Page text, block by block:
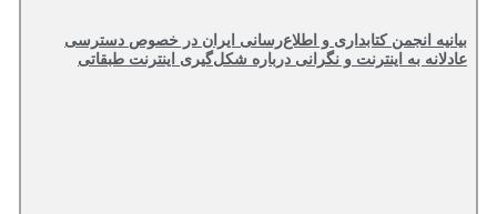
بیانیه انجمن کتابداری و اطلاع‌رسانی ایران در خصوص دسترسی
عادلانه به اینترنت و نگرانی درباره شکل‌گیری اینترنت طبقاتی